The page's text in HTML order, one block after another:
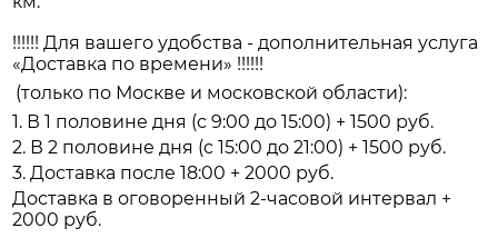
!!!!!! Для вашего удобства - дополнительная услуга
«Доставка по времени» !!!!!!
(только по Москве и московской области):
1. В 1 половине дня (с 9:00 до 15:00) + 1500 руб.
2. В 2 половине дня (с 15:00 до 21:00) + 1500 руб.
3. Доставка после 18:00 + 2000 руб.
Доставка в оговоренный 2-часовой интервал +
2000 руб.